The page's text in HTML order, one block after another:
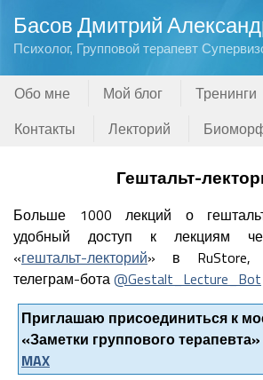
Басов Дмитрий
Психолог, Групповой терапевт
Обо мне Мой блог Тренинги
Контакты
Лекторий
Гештальт-
Больше 1000 лекций о
удобный доступ к лекциям
«гештальт-лекторий» в RuStore,
телеграм-бота@Gestalt_Lecture_Bot
Приглашаю присоединиться к
«Заметки группового
MAX